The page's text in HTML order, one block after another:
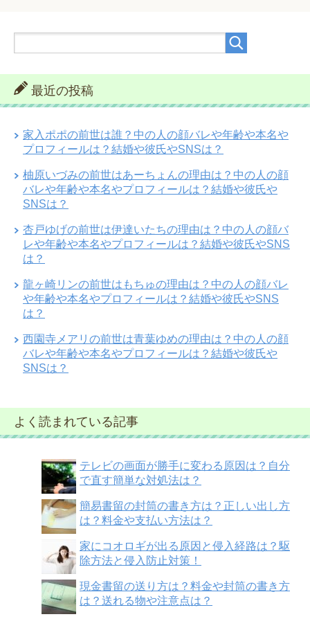
最近の投稿
家入ポポの前世は誰？中の人の顔バレや年齢や本名や
プロフィールは？結婚や彼氏やSNSは？
柚原いづみの前世はあーちょんの理由は？中の人の顔
バレや年齢や本名やプロフィールは？結婚や彼氏や
SNSは？
杏戸ゆげの前世は伊達いたちの理由は？中の人の顔バ
レや年齢や本名やプロフィールは？結婚や彼氏やSNS
は？
龍ヶ崎リンの前世はもちゅの理由は？中の人の顔バレ
や年齢や本名やプロフィールは？結婚や彼氏やSNS
は？
西園寺メアリの前世は青葉ゆめの理由は？中の人の顔
バレや年齢や本名やプロフィールは？結婚や彼氏や
SNSは？
よく読まれている記事
テレビの画面が勝手に変わる原因は？自分
で直す簡単な対処法は？
簡易書留の封筒の書き方は？正しい出し方
は？料金や支払い方法は？
家にコオロギが出る原因と侵入経路は？駆
除方法と侵入防止対策！
現金書留の送り方は？料金や封筒の書き方
は？送れる物や注意点は？